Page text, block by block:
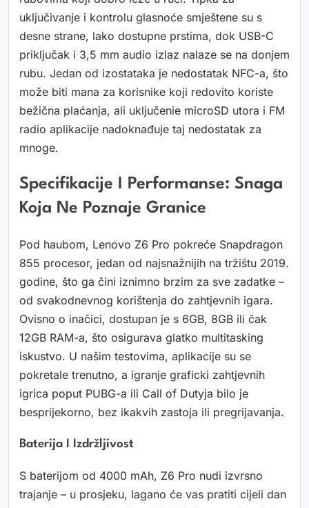
uključivanje i kontrolu glasnoće smještene su s
desne strane, lako dostupne prstima, dok USB-C
priključak i 3,5 mm audio izlaz nalaze se na donjem
rubu. Jedan od izostataka je nedostatak NFC-a, što
može biti mana za korisnike koji redovito koriste
bežična plaćanja, ali uključenie microSD utora i FM
radio aplikacije nadoknađuje taj nedostatak za
mnoge.
Specifikacije I Performanse: Snaga
Koja Ne Poznaje Granice
Pod haubom, Lenovo Z6 Pro pokreće Snapdragon
855 procesor, jedan od najsnažnijih na tržištu 2019.
godine, što ga čini iznimno brzim za sve zadatke –
od svakodnevnog korištenja do zahtjevnih igara.
Ovisno o inačici, dostupan je s 6GB, 8GB ili čak
12GB RAM-a, što osigurava glatko multitasking
iskustvo. U našim testovima, aplikacije su se
pokretale trenutno, a igranje graficki zahtjevnih
igrica poput PUBG-a ili Call of Dutyja bilo je
besprijekorno, bez ikakvih zastoja ili pregrijavanja.
Baterija I Izdržljivost
S baterijom od 4000 mAh, Z6 Pro nudi izvrsno
trajanje – u prosjeku, lagano će vas pratiti cijeli dan